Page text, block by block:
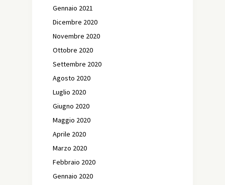
Gennaio 2021
Dicembre 2020
Novembre 2020
Ottobre 2020
Settembre 2020
Agosto 2020
Luglio 2020
Giugno 2020
Maggio 2020
Aprile 2020
Marzo 2020
Febbraio 2020
Gennaio 2020